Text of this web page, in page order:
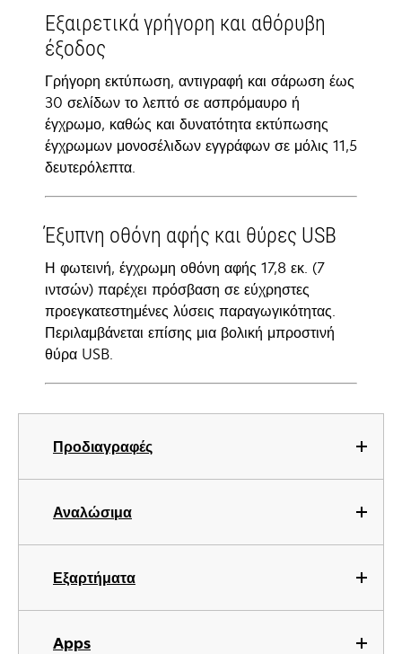
Προδιαγραφές
Αναλώσιμα
Εξαρτήματα
Apps
Εξαιρετικά γρήγορη και αθόρυβη
έξοδος
Γρήγορη εκτύπωση, αντιγραφή και σάρωση έως
30 σελίδων το λεπτό σε ασπρόμαυρο ή
έγχρωμο, καθώς και δυνατότητα εκτύπωσης
έγχρωμων μονοσέλιδων εγγράφων σε μόλις 11,5
δευτερόλεπτα.
Έξυπνη οθόνη αφής και θύρες USB
Η φωτεινή, έγχρωμη οθόνη αφής 17,8 εκ. (7
ιντσών) παρέχει πρόσβαση σε εύχρηστες
προεγκατεστημένες λύσεις παραγωγικότητας.
Περιλαμβάνεται επίσης μια βολική μπροστινή
θύρα USB.